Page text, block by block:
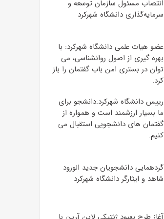
انتصاب مسئول سازمان توسعه و
سرمایه‌گذاری دانشگاه شهرکرد
عضو هیات علمی دانشگاه شهرکرد: با
بهره گیری از اصول روانشناسی، می
توان در بستری امن باب گفتمان را باز
کرد.
رییس دانشگاه شهرکرد:دانشجو برای
ما بسیار ارزشمند است و همواره از
گفتمان های دانشجویی استقبال می
کنیم.
گردهمایی دانشجویان جدید الورود
شاهد و ایثارگر دانشگاه شهرکرد